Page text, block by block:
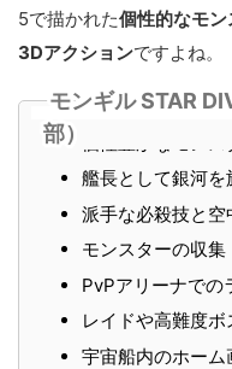
5で描かれた個性的なモ
3Dアクションですよね。
モンギル STAR
部）
艦長として銀河
派手な必殺技と空
モンスターの収
PvPアリーナでの
レイドや高難度
宇宙船内のホー